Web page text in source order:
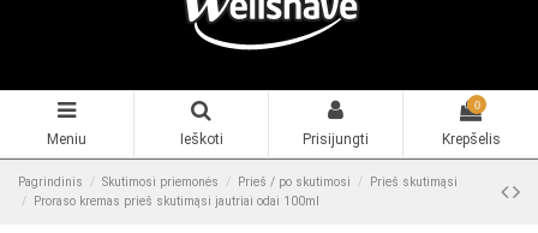
Meniu Ieškoti Prisijungti
0
Krepšelis
Pagrindinis Skutimosi priemonės Prieš / po skutimosi
Prieš skutimąsi
Proraso kremas prieš skutimąsi jautriai odai 100ml